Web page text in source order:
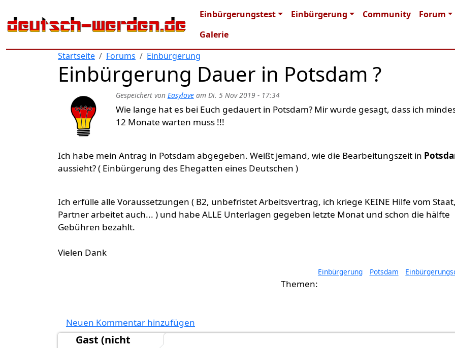
Main navigation
Einbürgerungstest Einbürgerung Community
Forum
Galerie
Startseite
Forums Einbürgerung
Einbürgerung Dauer in Potsdam ?
Gespeichert von Easyloveam Di. 5 Nov 2019 - 17:34
Wie lange hat es bei Euch gedauert in Potsdam? Mir wurde gesagt, dass ich
12 Monate warten muss !!!
Ich habe mein Antrag in Potsdam abgegeben. Weißt jemand, wie die Bearbeitungszeit in
aussieht? ( Einbürgerung des Ehegatten eines Deutschen )
Ich erfülle alle Voraussetzungen ( B2, unbefristet Arbeitsvertrag, ich kriege KEINE Hilfe vom
Partner arbeitet auch... ) und habe ALLE Unterlagen gegeben letzte Monat und schon die hälfte
Gebühren bezahlt.
Vielen Dank
Einbürgerung Potsdam
Neuen Kommentar hinzufügen
Gast (nicht